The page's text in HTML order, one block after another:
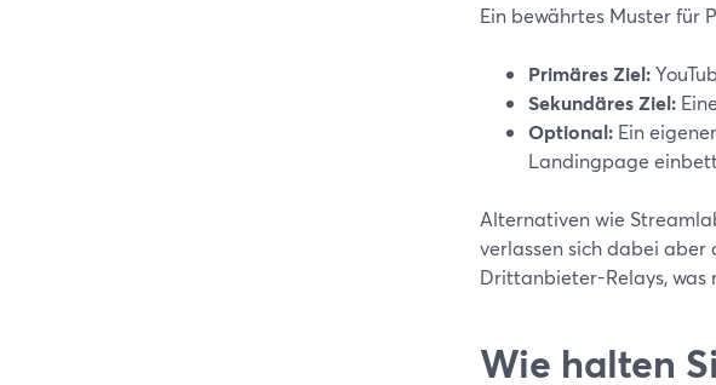
Ein bewährtes Muster für
Primäres Ziel:
Sekundäres Ziel:
Optional: Ein
Landingpage
Alternativen wie
verlassen sich dabei aber
Drittanbieter-Relays,
Wie halten